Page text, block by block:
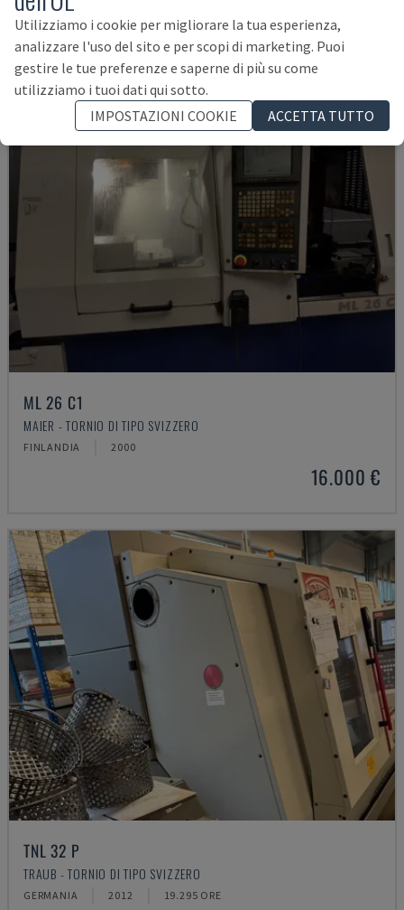
67.000 €
ML 26 C1
MAIER - TORNIO DI TIPO SVIZZERO
FINLANDIA 2000
16.000 €
TNL 32 P
TRAUB - TORNIO DI TIPO SVIZZERO
GERMANIA 2012 19.295 ORE
Utilizziamo i cookie per migliorare la tua esperienza,
analizzare l'uso del sito e per scopi di marketing. Puoi
gestire le tue preferenze e saperne di più su come
utilizziamo i tuoi dati qui sotto.
IMPOSTAZIONI COOKIE
ACCETTA TUTTO